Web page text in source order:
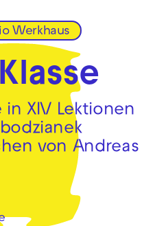
Zum Footer springen
Werkhaus
XIV Lektionen
von Andreas